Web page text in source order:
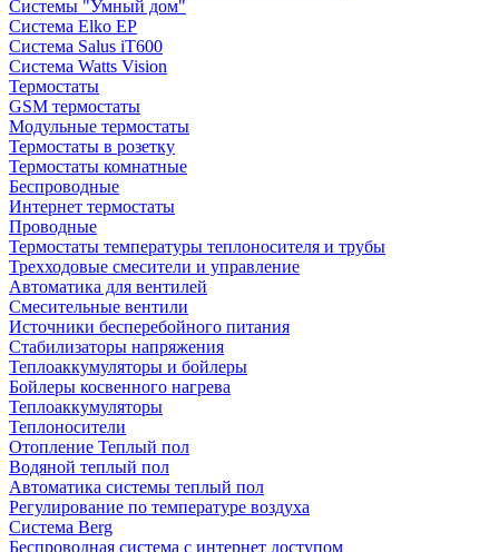
Системы "Умный дом"
Система Elko EP
Система Salus iT600
Система Watts Vision
Термостаты
GSM термостаты
Модульные термостаты
Термостаты в розетку
Термостаты комнатные
Беспроводные
Интернет термостаты
Проводные
Термостаты температуры теплоносителя и трубы
Трехходовые смесители и управление
Автоматика для вентилей
Смесительные вентили
Источники бесперебойного питания
Стабилизаторы напряжения
Теплоаккумуляторы и бойлеры
Бойлеры косвенного нагрева
Теплоаккумуляторы
Теплоносители
Отопление Теплый пол
Водяной теплый пол
Автоматика системы теплый пол
Регулирование по температуре воздуха
Система Berg
Беспроводная система с интернет доступом